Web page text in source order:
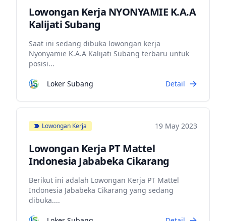
Lowongan Kerja NYONYAMIE K.A.A
Kalijati Subang
Saat ini sedang dibuka lowongan kerja
Nyonyamie K.A.A Kalijati Subang terbaru untuk
posisi...
Loker Subang Detail
Lowongan Kerja 19 May 2023
Lowongan Kerja PT Mattel
Indonesia Jababeka Cikarang
Berikut ini adalah Lowongan Kerja PT Mattel
Indonesia Jababeka Cikarang yang sedang
dibuka....